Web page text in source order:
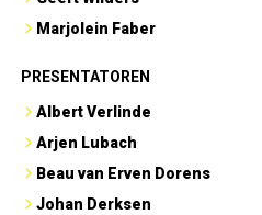
Marjolein Faber
PRESENTATOREN
Albert Verlinde
Arjen Lubach
Beau van Erven Dorens
Johan Derksen